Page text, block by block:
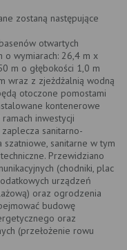
zostaną następujące
otwartych
o wymiarach: 26,4 m x
m o głębokości 1,0 m
wraz z zjeżdżalnią wodną
otoczone pomostami
kontenerowe
inwestycji
sanitarno-
sanitarne w tym
Przewidziano
(chodniki, plac
urządzeń
oraz ogrodzenia
budowę
oraz
(przełożenie rowu